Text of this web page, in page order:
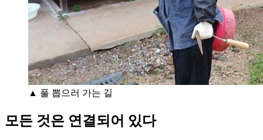
▲ 풀 뽑으러 가는 길
모든 것은 연결되어 있다